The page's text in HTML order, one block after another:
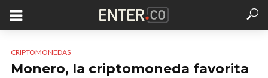
CRIPTOMONEDAS
Monero, la criptomoneda favorita